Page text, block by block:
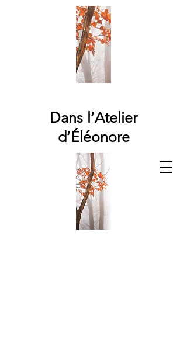
Dans l’Atelier
d’Éléonore